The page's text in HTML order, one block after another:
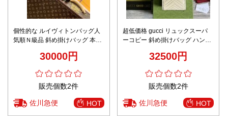
個性的な ルイヴィトンバッグ人
気順Ｎ級品 斜め掛けバッグ 本革
30000円
販売個数2件
佐川急便 HOT
超低価格 gucci リュックスーパ
ーコピー 斜め掛けバッグ ハンド
32500円
販売個数2件
佐川急便 HOT